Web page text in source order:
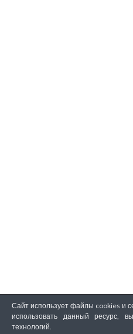
Сайт использует файлы cookies и
использовать данный ресурс,
технологий.